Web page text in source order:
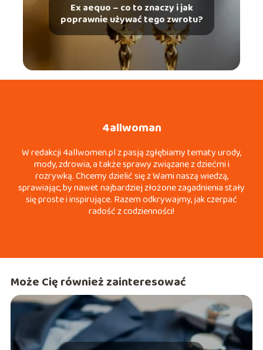
Ex aequo – co to znaczy i jak
poprawnie używać tego zwrotu?
4allwoman
W redakcji 4allwomen.pl z pasją zgłębiamy tematy urody,
mody, zdrowia, a także sprawy związane z dziećmi i
rozrywką. Chcemy dzielić się z Wami naszą wiedzą,
sprawiając, by nawet najbardziej złożone zagadnienia stały
się proste i inspirujące. Razem odkrywajmy, jak czerpać
radość z codzienności!
Może Cię również zainteresować